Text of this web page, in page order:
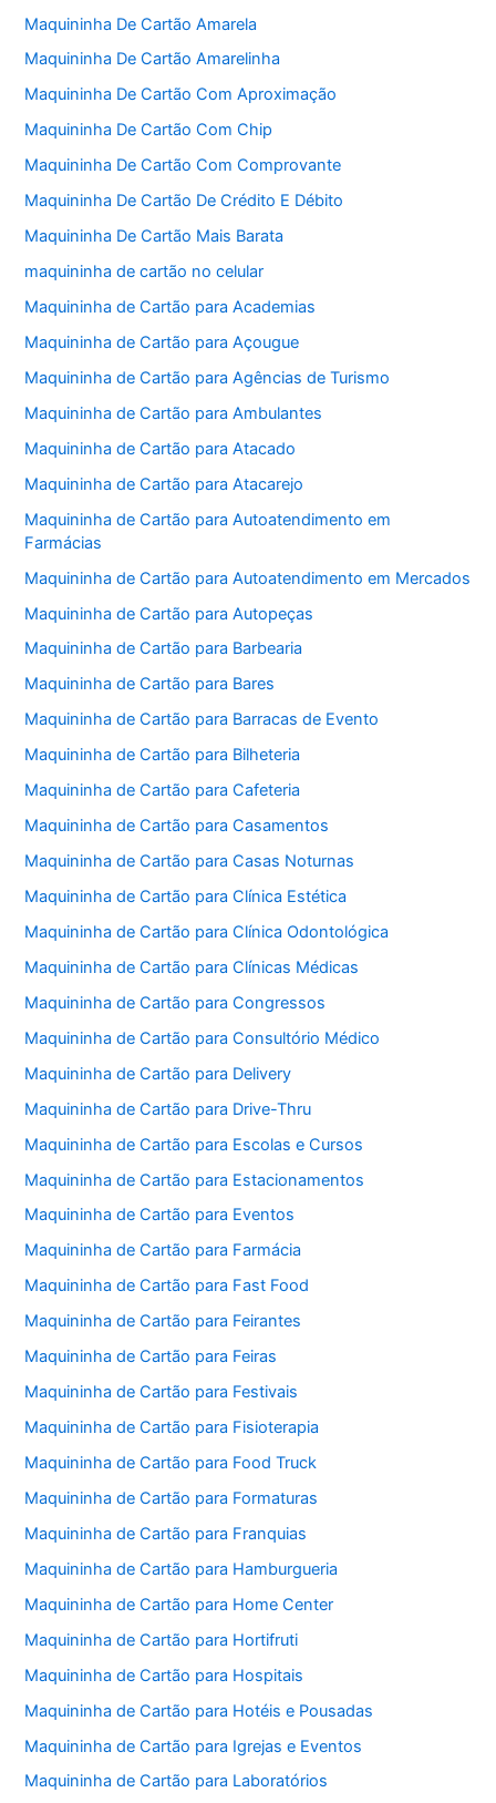
Maquininha De Cartão Amarela
Maquininha De Cartão Amarelinha
Maquininha De Cartão Com Aproximação
Maquininha De Cartão Com Chip
Maquininha De Cartão Com Comprovante
Maquininha De Cartão De Crédito E Débito
Maquininha De Cartão Mais Barata
maquininha de cartão no celular
Maquininha de Cartão para Academias
Maquininha de Cartão para Açougue
Maquininha de Cartão para Agências de Turismo
Maquininha de Cartão para Ambulantes
Maquininha de Cartão para Atacado
Maquininha de Cartão para Atacarejo
Maquininha de Cartão para Autoatendimento em
Farmácias
Maquininha de Cartão para Autoatendimento em Mercados
Maquininha de Cartão para Autopeças
Maquininha de Cartão para Barbearia
Maquininha de Cartão para Bares
Maquininha de Cartão para Barracas de Evento
Maquininha de Cartão para Bilheteria
Maquininha de Cartão para Cafeteria
Maquininha de Cartão para Casamentos
Maquininha de Cartão para Casas Noturnas
Maquininha de Cartão para Clínica Estética
Maquininha de Cartão para Clínica Odontológica
Maquininha de Cartão para Clínicas Médicas
Maquininha de Cartão para Congressos
Maquininha de Cartão para Consultório Médico
Maquininha de Cartão para Delivery
Maquininha de Cartão para Drive-Thru
Maquininha de Cartão para Escolas e Cursos
Maquininha de Cartão para Estacionamentos
Maquininha de Cartão para Eventos
Maquininha de Cartão para Farmácia
Maquininha de Cartão para Fast Food
Maquininha de Cartão para Feirantes
Maquininha de Cartão para Feiras
Maquininha de Cartão para Festivais
Maquininha de Cartão para Fisioterapia
Maquininha de Cartão para Food Truck
Maquininha de Cartão para Formaturas
Maquininha de Cartão para Franquias
Maquininha de Cartão para Hamburgueria
Maquininha de Cartão para Home Center
Maquininha de Cartão para Hortifruti
Maquininha de Cartão para Hospitais
Maquininha de Cartão para Hotéis e Pousadas
Maquininha de Cartão para Igrejas e Eventos
Maquininha de Cartão para Laboratórios